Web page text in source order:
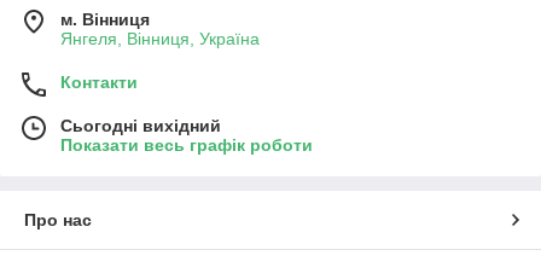
м. Вінниця
Янгеля, Вінниця, Україна
Контакти
Сьогодні вихідний
Показати весь графік роботи
Про нас